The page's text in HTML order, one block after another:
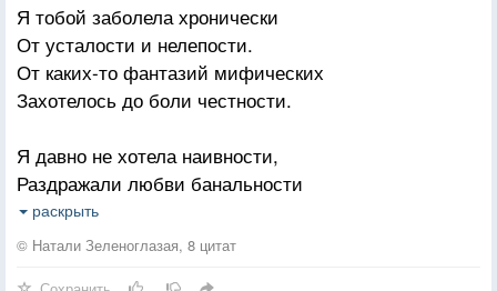
Я тобой заболела хронически
От усталости и нелепости.
От каких-то фантазий мифических
Захотелось до боли честности.
Я давно не хотела наивности,
Раздражали любви банальности
И стихов ни о чем белокрылости.
Мне хотелось прожить в реальности.
раскрыть
© Натали Зеленоглазая, 8 цитат